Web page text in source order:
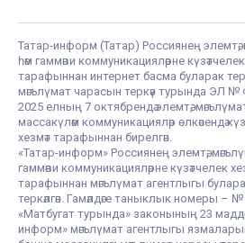
Татар-информ (Татар) Россиянең элемтә,
һәм гаммәви коммуникацияләрне
тарафыннан интернет басма буларак
мәгълүмат чарасын теркәү турында ЭЛ
2025 елның 7 октябрендә элемтә,
массакүләм коммуникацияләр өлкәсендә
хезмәт тарафыннан бирелгән.
«Татар-информ» Россиянең элемтә,
гаммәви коммуникацияләрне күзәтчелек
тарафыннан мәгълүмат агентлыгы
теркәлгән. Гамәлдәге таныклык номеры –
«Матбугат турында» законының 23
информ» мәгълүмат агентлыгы